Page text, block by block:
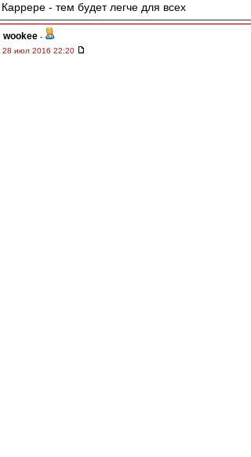
Каррере - тем будет легче для всех
wookee -
28 июл 2016 22:20